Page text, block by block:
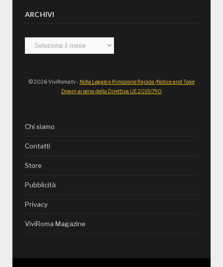
ARCHIVI
Archivi
© 2026 ViviRoma.tv - Nota Legale e Rimozione Rapida (Notice and Take
Down) ai sensi della Direttiva UE 2019/790
Chi siamo
Contatti
Store
Pubblicità
Privacy
ViviRoma Magazine